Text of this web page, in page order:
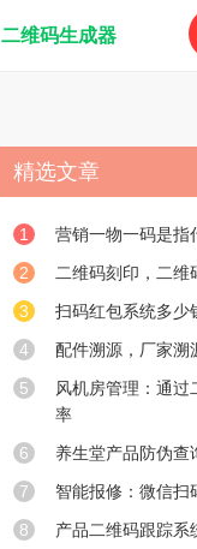
二维码生成器
精选文章
1
营销一物一码是指
2
二维码刻印，二维
3
扫码红包系统多少
4
配件溯源，厂家溯
5
风机房管理：通过
率
6
养生堂产品防伪查
7
智能报修：微信扫
8
产品二维码跟踪系